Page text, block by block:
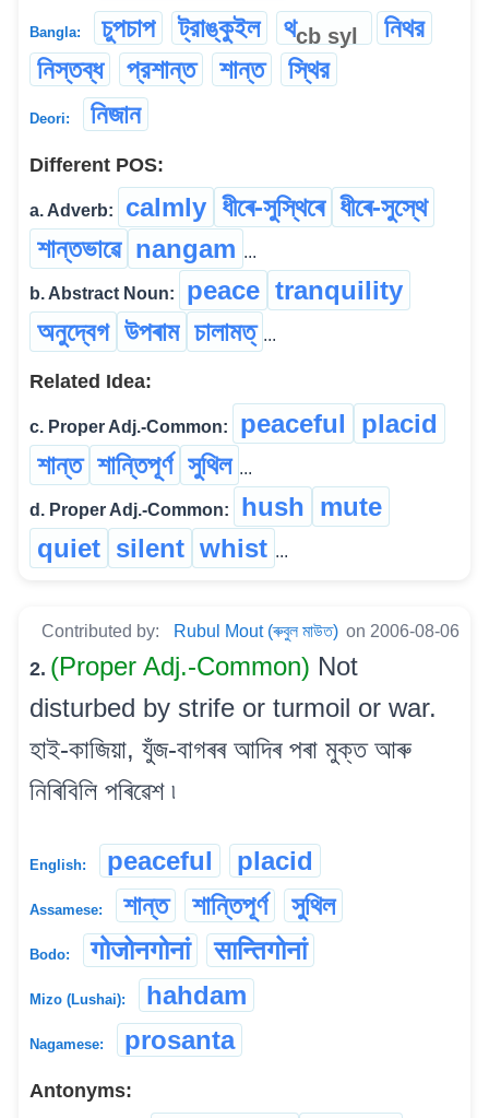
Bangla: চুপচাপ ট্রাঙ্কুইল থcb syl
নিথর
নিস্তব্ধ
প্রশান্ত শান্ত স্থির
Deori: নিজান
Different POS:
a. Adverb: calmly ধীৰে-সুস্থিৰে ধীৰে-সুস্থে
শান্তভাৱে nangam ...
b. Abstract Noun: peace tranquility
অনুদ্বেগ উপৰাম চালামত্ ...
Related Idea:
c. Proper Adj.-Common: peaceful
placid
শান্ত শান্তিপূৰ্ণ সুথিল ...
d. Proper Adj.-Common: hush mute
quiet silent whist ...
Contributed by: Rubul Mout (ৰুবুল মাউত) on 2006-08-06
2. (Proper Adj.-Common) Not
disturbed by strife or turmoil or war.
হাই-কাজিয়া, যুঁজ-বাগৰৰ আদিৰ পৰা মুক্ত আৰু
নিৰিবিলি পৰিৱেশ ৷
English: peaceful placid
Assamese: শান্ত শান্তিপূৰ্ণ সুথিল
Bodo: गोजोनगोनां सान्तिगोनां
Mizo (Lushai): hahdam
Nagamese: prosanta
Antonyms: